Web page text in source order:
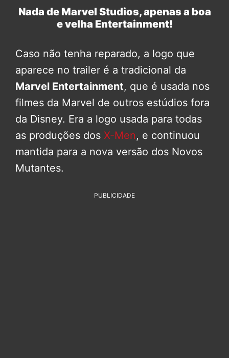
Nada de Marvel Studios, apenas a boa
e velha Entertainment!
Caso não tenha reparado, a logo que
aparece no trailer é a tradicional da
Marvel Entertainment, que é usada nos
filmes da Marvel de outros estúdios fora
da Disney. Era a logo usada para todas
as produções dos X-Men, e continuou
mantida para a nova versão dos Novos
Mutantes.
PUBLICIDADE